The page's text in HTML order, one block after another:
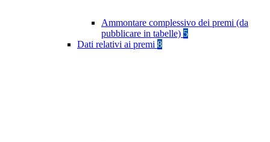
Ammontare complessivo dei premi (da
pubblicare in tabelle) 5
Dati relativi ai premi 8